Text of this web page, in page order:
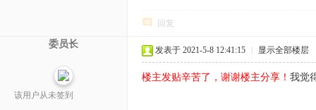
回复
委员长
该用户从未签到
发表于 2021-5-8 12:41:15 显示全部楼层
楼主发贴辛苦了，谢谢楼主分享！ 我觉